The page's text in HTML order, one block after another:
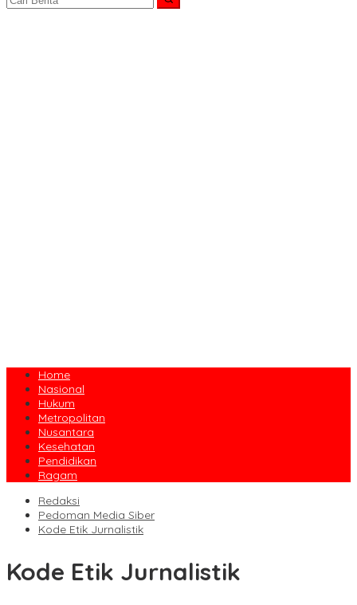
Home
Nasional
Hukum
Metropolitan
Nusantara
Kesehatan
Pendidikan
Ragam
Redaksi
Pedoman Media Siber
Kode Etik Jurnalistik
Kode Etik Jurnalistik